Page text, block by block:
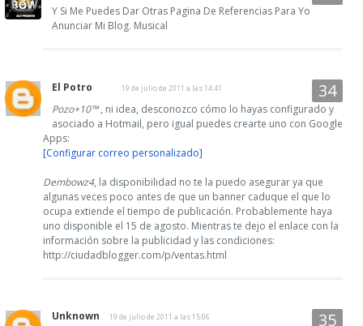
Y Si Me Puedes Dar Otras Pagina De Referencias Para Yo
Anunciar Mi Blog. Musical
El Potro 19 de julio de 2011 a las 14:41
Pozo+10™, ni idea, desconozco cómo lo hayas configurado y
asociado a Hotmail, pero igual puedes crearte uno con Google
Apps:
[Configurar correo personalizado]
Dembowz4, la disponibilidad no te la puedo asegurar ya que
algunas veces poco antes de que un banner caduque el que lo
ocupa extiende el tiempo de publicación. Probablemente haya
uno disponible el 15 de agosto. Mientras te dejo el enlace con la
información sobre la publicidad y las condiciones:
http://ciudadblogger.com/p/ventas.html
Unknown 19 de julio de 2011 a las 15:06